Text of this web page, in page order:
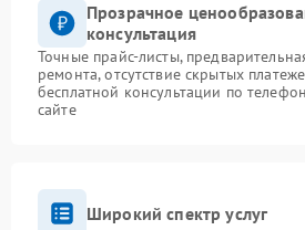
Прозрачное
консультация
Точные прайс-листы,
ремонта, отсутствие скрытых
бесплатной консультации по
сайте
Широкий спектр услуг